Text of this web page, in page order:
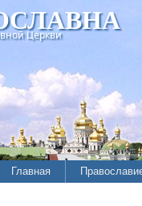
Церкви
Главная